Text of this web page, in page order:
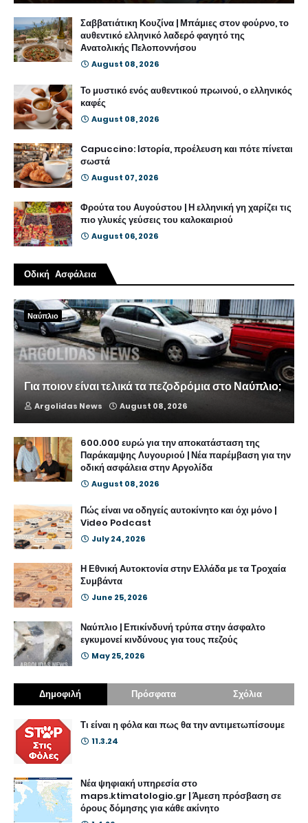
Σαββατιάτικη Κουζίνα | Μπάμιες στον φούρνο, το
αυθεντικό ελληνικό λαδερό φαγητό της
Ανατολικής Πελοποννήσου
August 08, 2026
Το μυστικό ενός αυθεντικού πρωινού, ο ελληνικός
καφές
August 08, 2026
Capuccino: Ιστορία, προέλευση και πότε πίνεται
σωστά
August 07, 2026
Φρούτα του Αυγούστου | Η ελληνική γη χαρίζει τις
πιο γλυκές γεύσεις του καλοκαιριού
August 06, 2026
Οδική Ασφάλεια
Ναύπλιο
Για ποιον είναι τελικά τα πεζοδρόμια στο Ναύπλιο;
Argolidas News August 08, 2026
600.000 ευρώ για την αποκατάσταση της
Παράκαμψης Λυγουριού | Νέα παρέμβαση για την
οδική ασφάλεια στην Αργολίδα
August 08, 2026
Πώς είναι να οδηγείς αυτοκίνητο και όχι μόνο |
Video Podcast
July 24, 2026
Η Εθνική Αυτοκτονία στην Ελλάδα με τα Τροχαία
Συμβάντα
June 25, 2026
Ναύπλιο | Επικίνδυνή τρύπα στην άσφαλτο
εγκυμονεί κινδύνους για τους πεζούς
May 25, 2026
Δημοφιλή Πρόσφατα Σχόλια
Τι είναι η φόλα και πως θα την αντιμετωπίσουμε
11.3.24
Νέα ψηφιακή υπηρεσία στο
maps.ktimatologio.gr | Άμεση πρόσβαση σε
όρους δόμησης για κάθε ακίνητο